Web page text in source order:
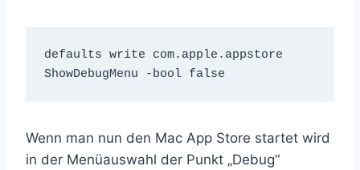
defaults write com.apple.appstore
ShowDebugMenu -bool false
Wenn man nun den Mac App Store startet wird
in der Menüauswahl der Punkt „Debug“